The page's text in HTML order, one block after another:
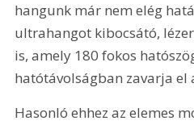
hangunk már nem elég
ultrahangot kibocsátó,
is, amely 180 fokos
hatótávolságban zavarja el
Hasonló ehhez az elemes